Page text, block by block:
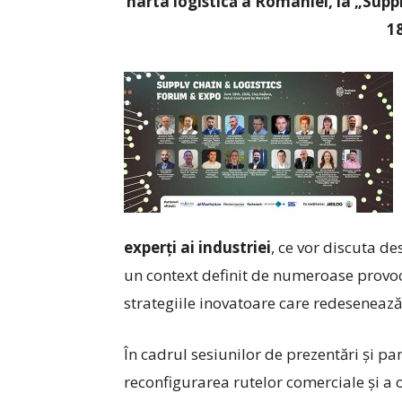
experți ai industriei, ce vor discuta
un context definit de numeroase
strategiile inovatoare care
În cadrul sesiunilor de prezentări și
reconfigurarea rutelor comerciale și